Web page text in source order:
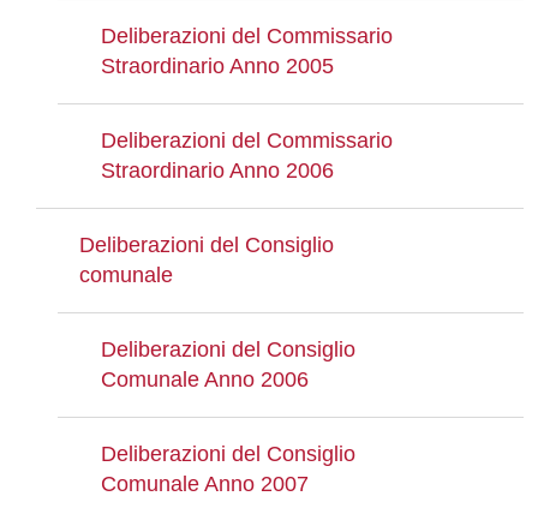
Deliberazioni del Commissario
Straordinario Anno 2005
Deliberazioni del Commissario
Straordinario Anno 2006
Deliberazioni del Consiglio
comunale
Deliberazioni del Consiglio
Comunale Anno 2006
Deliberazioni del Consiglio
Comunale Anno 2007